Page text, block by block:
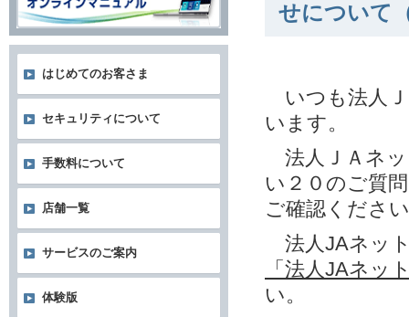
せについて
いつも法人
います。
法人ＪＡネ
い２０のご質
ご確認くださ
法人JAネッ
「法人JAネッ
い。
はじめてのお客さま
セキュリティについて
手数料について
店舗一覧
サービスのご案内
体験版